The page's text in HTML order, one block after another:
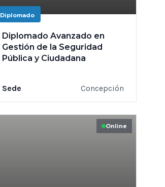
Diplomado
Diplomado Avanzado en
Gestión de la Seguridad
Pública y Ciudadana
Sede Concepción
Online